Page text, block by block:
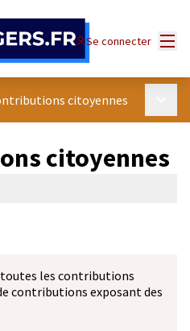
Se connecter
citoyennes
citoyennes
les contributions
contributions exposant des